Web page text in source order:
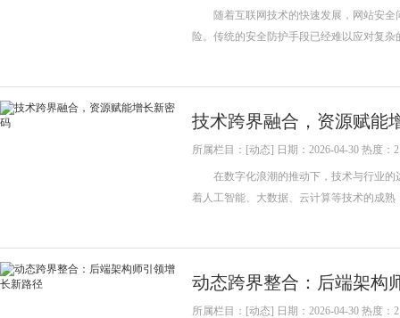
随着互联网技术的快速发展，网站安全
险。传统的安全防护手段已经难以应对
技术跨界融合，资源赋能
所属栏目：[动态] 日期：2026-04-30 热度：2
在数字化浪潮的推动下，技术与行业的
着人工智能、大数据、云计算等技术的成
动态跨界整合：后端架构
所属栏目：[动态] 日期：2026-04-30 热度：2